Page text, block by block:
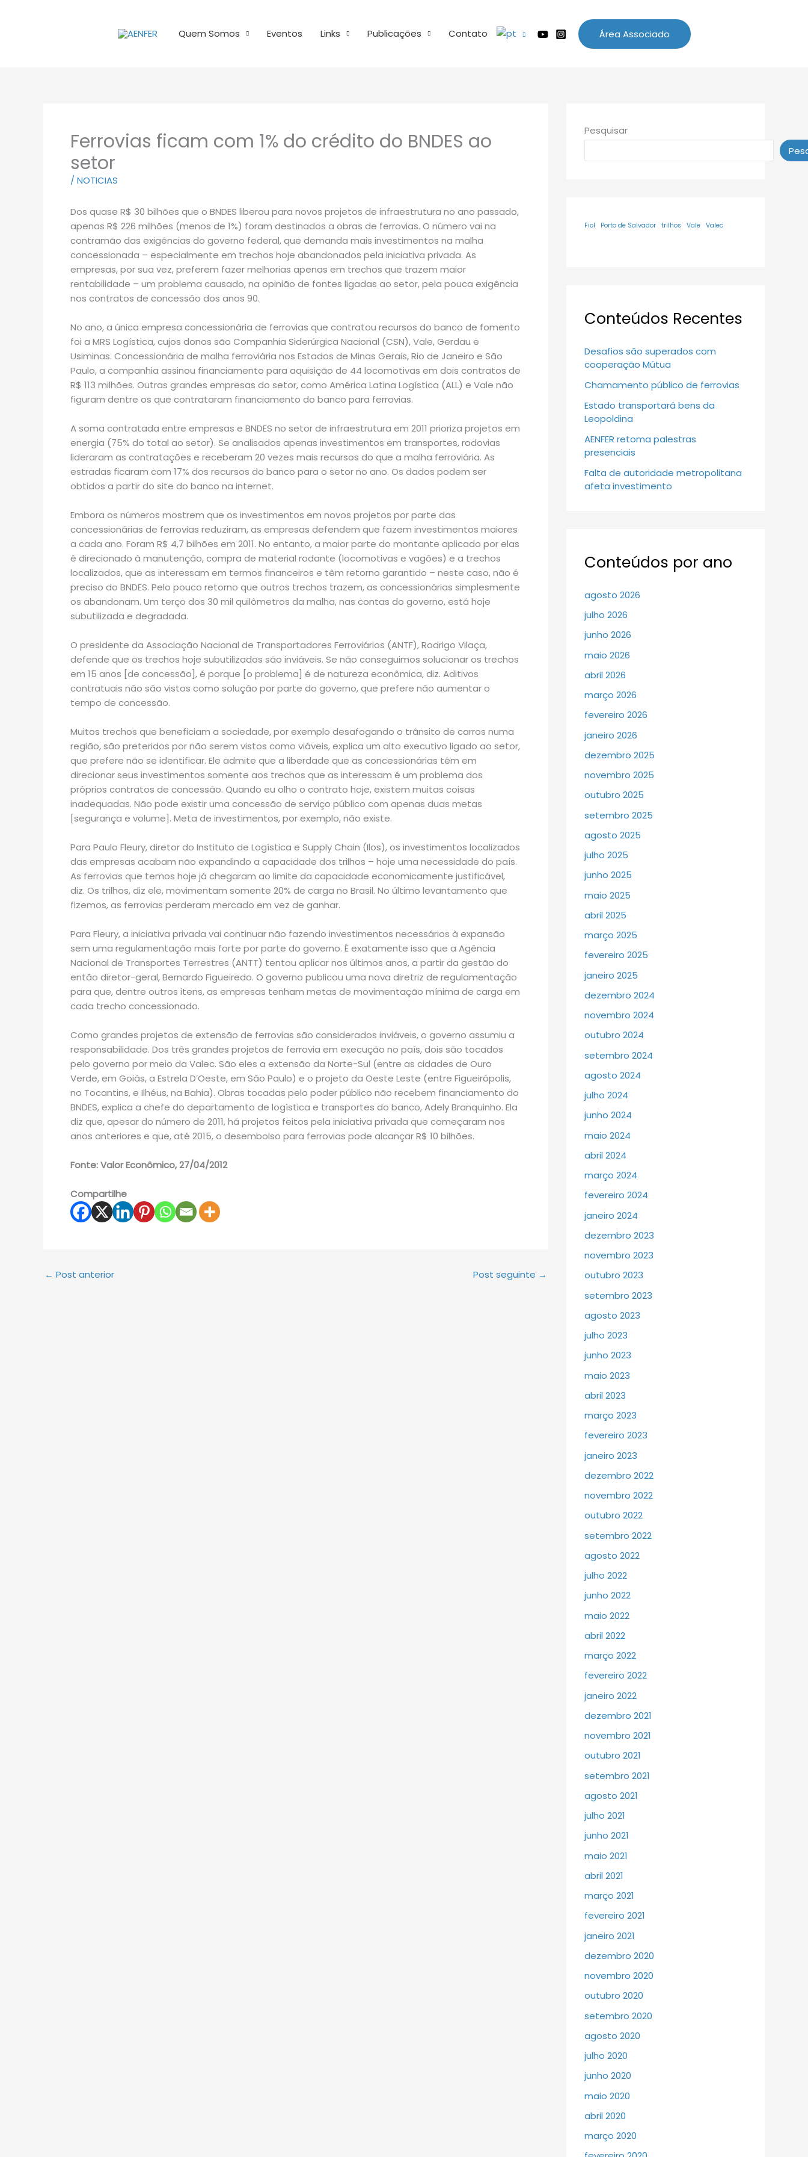
Quem Somos Eventos Links Publicações Contato Área Associado
Ferrovias ficam com 1% do crédito do BNDES ao
setor
/ NOTICIAS
Dos quase R$ 30 bilhões que o BNDES liberou para novos projetos de infraestrutura no ano passado,
apenas R$ 226 milhões (menos de 1%) foram destinados a obras de ferrovias. O número vai na
contramão das exigências do governo federal, que demanda mais investimentos na malha
concessionada – especialmente em trechos hoje abandonados pela iniciativa privada. As
empresas, por sua vez, preferem fazer melhorias apenas em trechos que trazem maior
rentabilidade – um problema causado, na opinião de fontes ligadas ao setor, pela pouca exigência
nos contratos de concessão dos anos 90.
No ano, a única empresa concessionária de ferrovias que contratou recursos do banco de fomento
foi a MRS Logística, cujos donos são Companhia Siderúrgica Nacional (CSN), Vale, Gerdau e
Usiminas. Concessionária de malha ferroviária nos Estados de Minas Gerais, Rio de Janeiro e São
Paulo, a companhia assinou financiamento para aquisição de 44 locomotivas em dois contratos de
R$ 113 milhões. Outras grandes empresas do setor, como América Latina Logística (ALL) e Vale não
figuram dentre os que contrataram financiamento do banco para ferrovias.
A soma contratada entre empresas e BNDES no setor de infraestrutura em 2011 prioriza projetos em
energia (75% do total ao setor). Se analisados apenas investimentos em transportes, rodovias
lideraram as contratações e receberam 20 vezes mais recursos do que a malha ferroviária. As
estradas ficaram com 17% dos recursos do banco para o setor no ano. Os dados podem ser
obtidos a partir do site do banco na internet.
Embora os números mostrem que os investimentos em novos projetos por parte das
concessionárias de ferrovias reduziram, as empresas defendem que fazem investimentos maiores
a cada ano. Foram R$ 4,7 bilhões em 2011. No entanto, a maior parte do montante aplicado por elas
é direcionado à manutenção, compra de material rodante (locomotivas e vagões) e a trechos
localizados, que as interessam em termos financeiros e têm retorno garantido – neste caso, não é
preciso do BNDES. Pelo pouco retorno que outros trechos trazem, as concessionárias simplesmente
os abandonam. Um terço dos 30 mil quilômetros da malha, nas contas do governo, está hoje
subutilizada e degradada.
O presidente da Associação Nacional de Transportadores Ferroviários (ANTF), Rodrigo Vilaça,
defende que os trechos hoje subutilizados são inviáveis. Se não conseguimos solucionar os trechos
em 15 anos [de concessão], é porque [o problema] é de natureza econômica, diz. Aditivos
contratuais não são vistos como solução por parte do governo, que prefere não aumentar o
tempo de concessão.
Muitos trechos que beneficiam a sociedade, por exemplo desafogando o trânsito de carros numa
região, são preteridos por não serem vistos como viáveis, explica um alto executivo ligado ao setor,
que prefere não se identificar. Ele admite que a liberdade que as concessionárias têm em
direcionar seus investimentos somente aos trechos que as interessam é um problema dos
próprios contratos de concessão. Quando eu olho o contrato hoje, existem muitas coisas
inadequadas. Não pode existir uma concessão de serviço público com apenas duas metas
[segurança e volume]. Meta de investimentos, por exemplo, não existe.
Para Paulo Fleury, diretor do Instituto de Logística e Supply Chain (Ilos), os investimentos localizados
das empresas acabam não expandindo a capacidade dos trilhos – hoje uma necessidade do país.
As ferrovias que temos hoje já chegaram ao limite da capacidade economicamente justificável,
diz. Os trilhos, diz ele, movimentam somente 20% de carga no Brasil. No último levantamento que
fizemos, as ferrovias perderam mercado em vez de ganhar.
Para Fleury, a iniciativa privada vai continuar não fazendo investimentos necessários à expansão
sem uma regulamentação mais forte por parte do governo. É exatamente isso que a Agência
Nacional de Transportes Terrestres (ANTT) tentou aplicar nos últimos anos, a partir da gestão do
então diretor-geral, Bernardo Figueiredo. O governo publicou uma nova diretriz de regulamentação
para que, dentre outros itens, as empresas tenham metas de movimentação mínima de carga em
cada trecho concessionado.
Como grandes projetos de extensão de ferrovias são considerados inviáveis, o governo assumiu a
responsabilidade. Dos três grandes projetos de ferrovia em execução no país, dois são tocados
pelo governo por meio da Valec. São eles a extensão da Norte-Sul (entre as cidades de Ouro
Verde, em Goiás, a Estrela D’Oeste, em São Paulo) e o projeto da Oeste Leste (entre Figueirópolis,
no Tocantins, e Ilhéus, na Bahia). Obras tocadas pelo poder público não recebem financiamento do
BNDES, explica a chefe do departamento de logística e transportes do banco, Adely Branquinho. Ela
diz que, apesar do número de 2011, há projetos feitos pela iniciativa privada que começaram nos
anos anteriores e que, até 2015, o desembolso para ferrovias pode alcançar R$ 10 bilhões.
Fonte: Valor Econômico, 27/04/2012
Compartilhe
← Post anterior Post seguinte →
Pesquisar
Fiol Porto de Salvador trilhos Vale Valec
Conteúdos Recentes
Desafios são superados com
cooperação Mútua
Chamamento público de ferrovias
Estado transportará bens da
Leopoldina
AENFER retoma palestras
presenciais
Falta de autoridade metropolitana
afeta investimento
Conteúdos por ano
agosto 2026
julho 2026
junho 2026
maio 2026
abril 2026
março 2026
fevereiro 2026
janeiro 2026
dezembro 2025
novembro 2025
outubro 2025
setembro 2025
agosto 2025
julho 2025
junho 2025
maio 2025
abril 2025
março 2025
fevereiro 2025
janeiro 2025
dezembro 2024
novembro 2024
outubro 2024
setembro 2024
agosto 2024
julho 2024
junho 2024
maio 2024
abril 2024
março 2024
fevereiro 2024
janeiro 2024
dezembro 2023
novembro 2023
outubro 2023
setembro 2023
agosto 2023
julho 2023
junho 2023
maio 2023
abril 2023
março 2023
fevereiro 2023
janeiro 2023
dezembro 2022
novembro 2022
outubro 2022
setembro 2022
agosto 2022
julho 2022
junho 2022
maio 2022
abril 2022
março 2022
fevereiro 2022
janeiro 2022
dezembro 2021
novembro 2021
outubro 2021
setembro 2021
agosto 2021
julho 2021
junho 2021
maio 2021
abril 2021
março 2021
fevereiro 2021
janeiro 2021
dezembro 2020
novembro 2020
outubro 2020
setembro 2020
agosto 2020
julho 2020
junho 2020
maio 2020
abril 2020
março 2020